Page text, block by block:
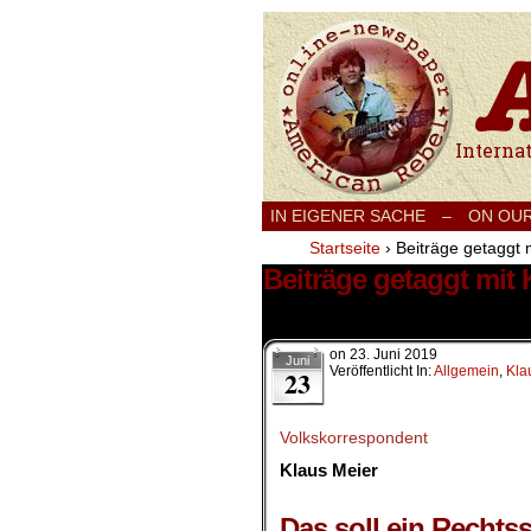
IN EIGENER SACHE – ON
Startseite › Beiträge getaggt
Beiträge getaggt mit
Juni
23
on 23. Juni 2019
Veröffentlicht In:Allgemein,
Volkskorrespondent
Klaus Meier